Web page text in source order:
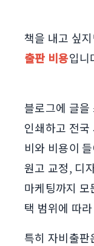
책을 내고 싶
출판 비용입니
블로그에 글을
인쇄하고 전
비와 비용이
원고 교정, 디
마케팅까지
택 범위에 따
특히 자비출